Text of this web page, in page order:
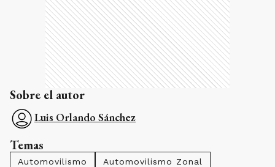
Sobre el autor
Luis Orlando Sánchez
Temas
Automovilismo Automovilismo Zonal